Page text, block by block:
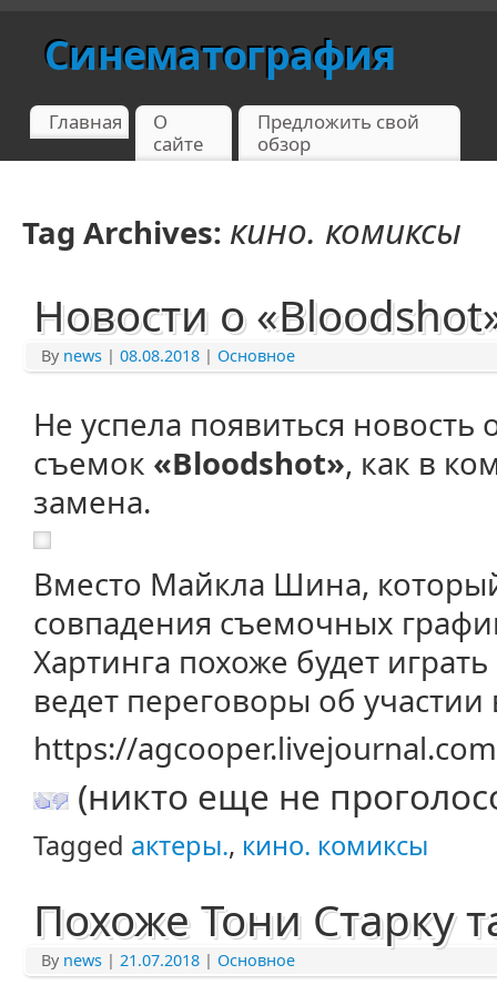
Синематография
Главная
О
сайте
Предложить свой
обзор
Tag Archives: кино. комиксы
Новости о
By news | 08.08.2018 | Основное
Не успела появиться
съемок «Bloodshot», как в
замена.
Вместо Майкла Шина,
совпадения съемочных
Хартинга похоже будет
ведет переговоры об участии
https://
(никто еще не
Tagged актеры., кино. комиксы
Похоже Тони Старку
By news | 21.07.2018 | Основное